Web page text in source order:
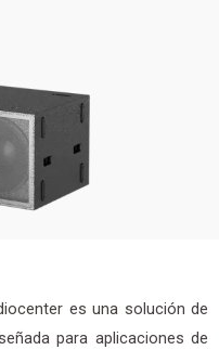
es una solución de
para aplicaciones de